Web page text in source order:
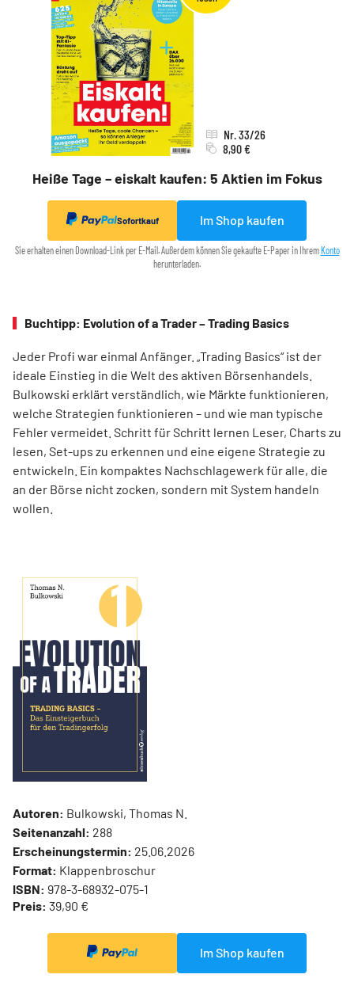
Heiße Tage – eiskalt kaufen: 5 Aktien im Fokus
Nr. 33/26
8,90 €
Sofortkauf Im Shop kaufen
Sie erhalten einen Download-Link per E-Mail. Außerdem können Sie gekaufte E-Paper in IhremKonto
herunterladen.
Buchtipp: Evolution of a Trader – Trading Basics
Jeder Profi war einmal Anfänger. „Trading Basics“ ist der
ideale Einstieg in die Welt des aktiven Börsenhandels.
Bulkowski erklärt verständlich, wie Märkte funktionieren,
welche Strategien funktionieren – und wie man typische
Fehler vermeidet. Schritt für Schritt lernen Leser, Charts zu
lesen, Set-ups zu erkennen und eine eigene Strategie zu
entwickeln. Ein kompaktes Nachschlagewerk für alle, die
an der Börse nicht zocken, sondern mit System handeln
wollen.
Autoren: Bulkowski, Thomas N.
Seitenanzahl: 288
Erscheinungstermin: 25.06.2026
Format: Klappenbroschur
ISBN: 978-3-68932-075-1
Preis: 39,90 €
Im Shop kaufen